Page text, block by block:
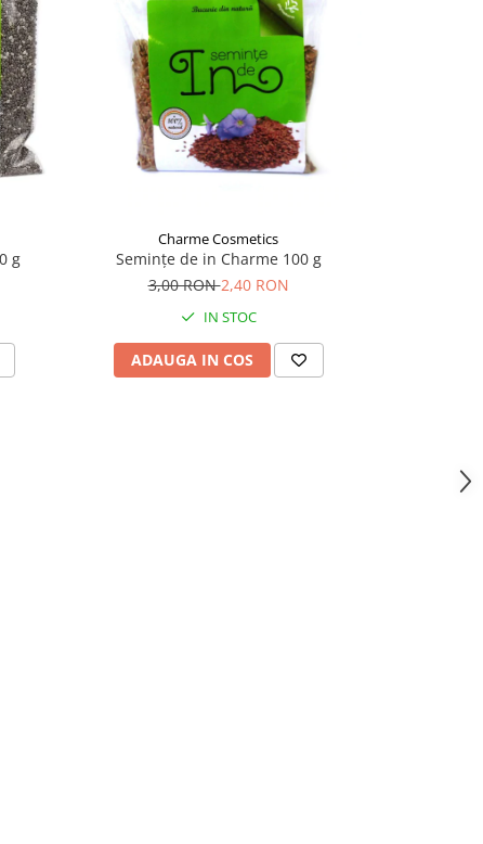
g
Charme Cosmetics
Semințe de in Charme 100 g
3,00 RON2,40 RON
IN STOC
ADAUGA IN COS